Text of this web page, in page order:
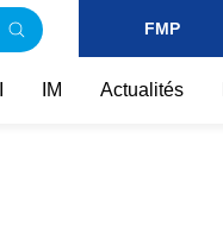
FMP
IM Actualités